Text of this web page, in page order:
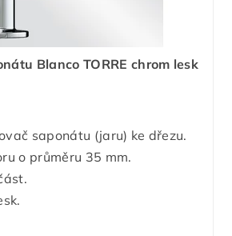
Blanco TORRE chrom lesk
saponátu (jaru) ke dřezu.
o průměru 35 mm.